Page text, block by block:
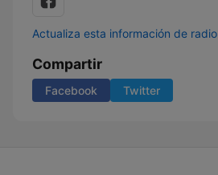
Actualiza esta información de radio
Compartir
Facebook Twitter